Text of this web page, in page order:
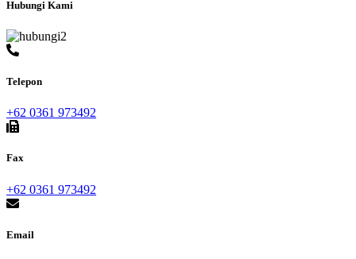
Hubungi Kami
Telepon
+62 0361 973492
Fax
+62 0361 973492
Email